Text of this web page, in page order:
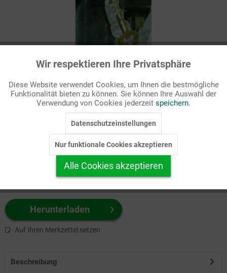
Passende Stichworte
Bibel, Heilige/Personen
zuerst Ihr Produktformat aus.
z.B. Farbe-Grafik, Schwarz-Weiß-Grafik, mit/ohne Text ...
Herunterladen
Auf Ihren Merkzettel setzen
Beschreibung
Funktionale Aktiv
Marketing Inaktiv
Personalisierung Inaktiv
Service
Wir respektieren Ihre Privatsphäre
Diese Website verwendet Cookies, um Ihnen die bestmögliche
Funktionalität bieten zu können. Sie können Ihre Auswahl der
Verwendung von Cookies jederzeit speichern.
Datenschutzeinstellungen
Nur funktionale Cookies akzeptieren
Alle Cookies akzeptieren